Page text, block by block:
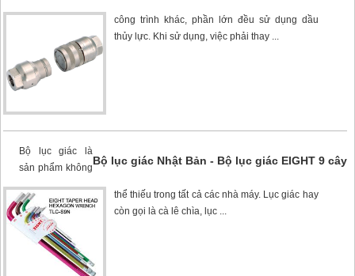
công trình khác, phần lớn đều sử dụng dầu
thủy lực. Khi sử dụng, việc phải thay ...
Bộ lục giác Nhật Bản - Bộ lục giác EIGHT 9 cây
Bộ lục giác là
sản phẩm không
thể thiếu trong tất cả các nhà máy. Lục giác hay
còn gọi là cà lê chìa, lục ...